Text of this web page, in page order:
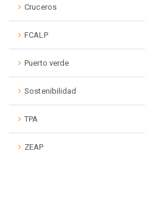
Cruceros
FCALP
Puerto verde
Sostenibilidad
TPA
ZEAP